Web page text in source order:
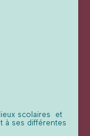
scolaires et
à ses différentes